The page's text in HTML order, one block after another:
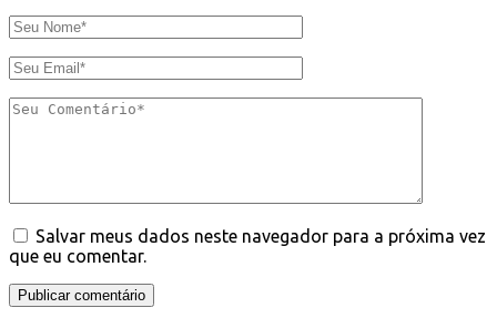
Salvar meus dados neste navegador para a próxima vez
que eu comentar.
Publicar comentário